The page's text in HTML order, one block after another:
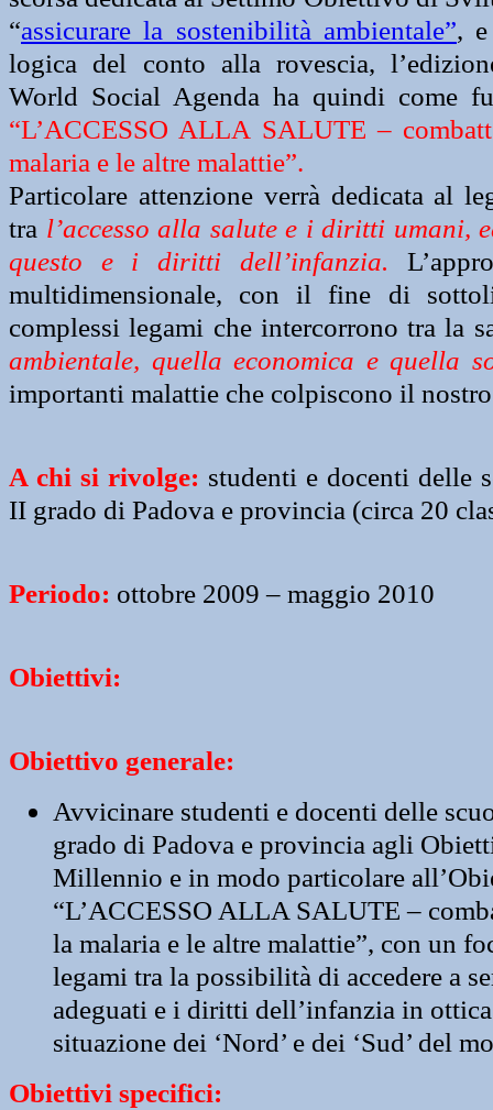
“assicurare la sostenibilità ambientale”,
logica del conto alla rovescia,
World Social Agenda ha quindi come
“L’ACCESSO ALLA SALUTE –
malaria e le altre malattie”.
Particolare attenzione verrà dedicata al
tra l’accesso alla salute e i diritti umani,
questo e i diritti dell’infanzia.
multidimensionale, con il fine di
complessi legami che intercorrono tra la
ambientale, quella economica e quella
importanti malattie che colpiscono il
A chi si rivolge: studenti e docenti delle
II grado di Padova e provincia (circa 20
Periodo: ottobre 2009 – maggio 2010
Obiettivi:
Obiettivo generale:
Avvicinare studenti e docenti delle
grado di Padova e provincia agli
Millennio e in modo particolare
“L’ACCESSO ALLA SALUTE –
la malaria e le altre malattie”, con un
legami tra la possibilità di accedere a
adeguati e i diritti dell’infanzia in
situazione dei ‘Nord’ e dei ‘Sud’ del
Obiettivi specifici: